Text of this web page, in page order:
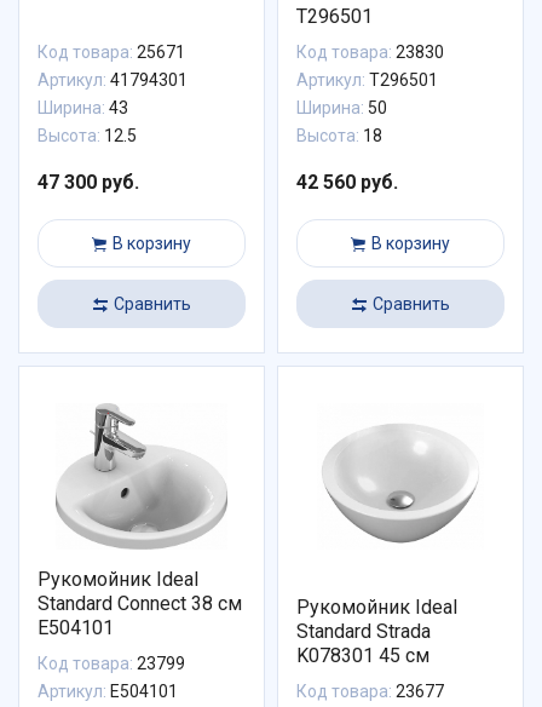
Код товара: 25671
Артикул: 41794301
Ширина: 43
Высота: 12.5
47 300 руб.
В корзину
Сравнить
T296501
Код товара: 23830
Артикул: T296501
Ширина: 50
Высота: 18
42 560 руб.
В корзину
Сравнить
Рукомойник Ideal
Standard Connect 38 см
E504101
Код товара: 23799
Артикул: E504101
Рукомойник Ideal
Standard Strada
K078301 45 см
Код товара: 23677